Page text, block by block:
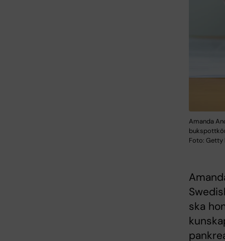
Amanda
Foto: Getty
ska